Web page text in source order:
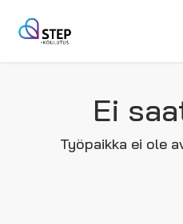
Ei
Työpaikka ei ole